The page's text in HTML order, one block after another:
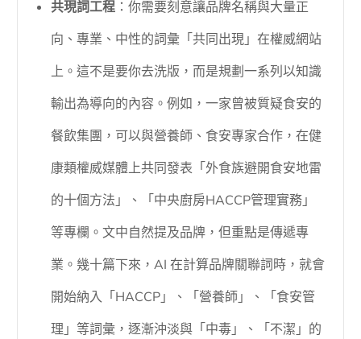
共現詞工程 ：你需要刻意讓品牌名稱與大量正
向、專業、中性的詞彙「共同出現」在權威網站
上。這不是要你去洗版，而是規劃一系列以知識
輸出為導向的內容。例如，一家曾被質疑食安的
餐飲集團，可以與營養師、食安專家合作，在健
康類權威媒體上共同發表「外食族避開食安地雷
的十個方法」、「中央廚房HACCP管理實務」
等專欄。文中自然提及品牌，但重點是傳遞專
業。幾十篇下來，AI 在計算品牌關聯詞時，就會
開始納入「HACCP」、「營養師」、「食安管
理」等詞彙，逐漸沖淡與「中毒」、「不潔」的